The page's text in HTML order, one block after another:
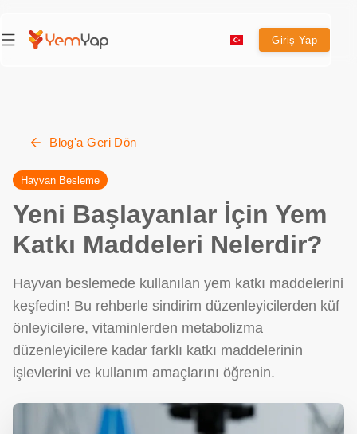
Giriş Yap
Blog'a Geri Dön
Hayvan Besleme
Yeni Başlayanlar İçin Yem
Katkı Maddeleri Nelerdir?
Hayvan beslemede kullanılan yem katkı maddelerini
keşfedin! Bu rehberle sindirim düzenleyicilerden küf
önleyicilere, vitaminlerden metabolizma
düzenleyicilere kadar farklı katkı maddelerinin
işlevlerini ve kullanım amaçlarını öğrenin.